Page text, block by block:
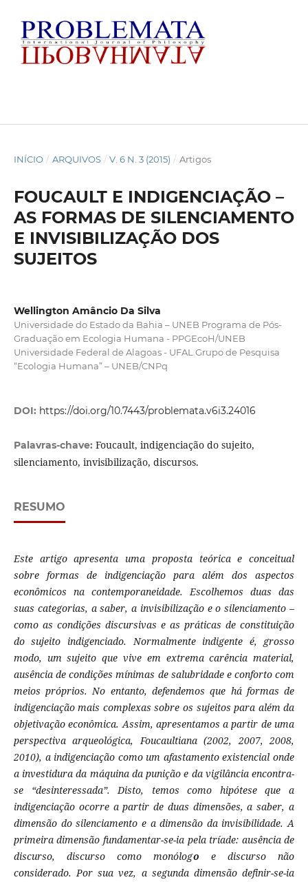
INÍCIO / ARQUIVOS / V. 6 N. 3 (2015) / Artigos
FOUCAULT E INDIGENCIAÇÃO –
AS FORMAS DE SILENCIAMENTO
E INVISIBILIZAÇÃO DOS
SUJEITOS
Wellington Amâncio Da Silva
Universidade do Estado da Bahia – UNEB Programa de Pós-
Graduação em Ecologia Humana - PPGEcoH/UNEB
Universidade Federal de Alagoas - UFAL Grupo de Pesquisa
“Ecologia Humana” – UNEB/CNPq
DOI: https://doi.org/10.7443/problemata.v6i3.24016
Palavras-chave: Foucault, indigenciação do sujeito,
silenciamento, invisibilização, discursos.
RESUMO
Este artigo apresenta uma proposta teórica e conceitual
sobre formas de indigenciação para além dos aspectos
econômicos na contemporaneidade. Escolhemos duas das
suas categorias, a saber, a invisibilização e o silenciamento –
como as condições discursivas e as práticas de constituição
do sujeito indigenciado. Normalmente indigente é, grosso
modo, um sujeito que vive em extrema carência material,
ausência de condições mínimas de salubridade e conforto com
meios próprios. No entanto, defendemos que há formas de
indigenciação mais complexas sobre os sujeitos para além da
objetivação econômica. Assim, apresentamos a partir de uma
perspectiva arqueológica, Foucaultiana (2002, 2007, 2008,
2010), a indigenciação como um afastamento existencial onde
a investidura da máquina da punição e da vigilância encontra-
se “desinteressada”. Disto, temos como hipótese que a
indigenciação ocorre a partir de duas dimensões, a saber, a
dimensão do silenciamento e a dimensão da invisibilidade. A
primeira dimensão fundamentar-se-ia pela tríade: ausência de
discurso, discurso como monólogo e discurso não
considerado. Por sua vez, a segunda dimensão definir-se-ia